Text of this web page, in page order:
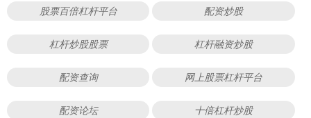
股票百倍杠杆平台 配资炒股
杠杆炒股股票 杠杆融资炒股
配资查询 网上股票杠杆平台
配资论坛 十倍杠杆炒股